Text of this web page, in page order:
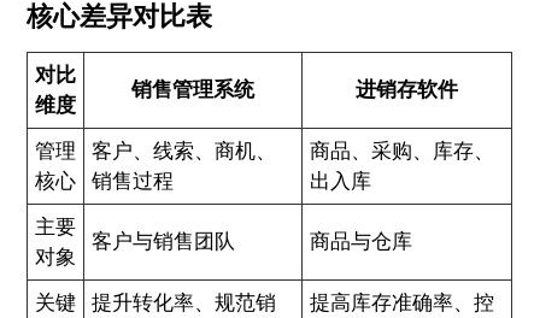
核心差异对比表
对比
维度
销售管理系统 进销存软件
管理
核心
客户、线索、商机、
销售过程
商品、采购、库存、
出入库
主要
对象
客户与销售团队 商品与仓库
关键
提升转化率、规范销
提高库存准确率、控